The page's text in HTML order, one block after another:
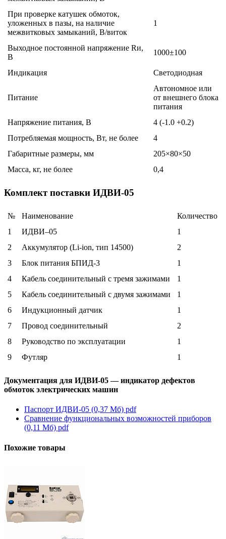
При проверке катушек обмоток,
уложенных в пазы, на наличие
межвитковых замыканий, В/виток
1
Выходное постоянной напряжение Rи,
В
1000±100
Индикация Светодиодная
Питание
Автономное или
от внешнего блока
питания
Напряжение питания, В
4 (-1.0 +0.2)
Потребляемая мощность, Вт, не более
4
Габаритные размеры, мм
205×80×50
Масса, кг, не более
0,4
Комплект поставки ИДВИ-05
№ Наименование
Количество
1
ИДВИ–05
1
2
Аккумулятор (Li-ion, тип 14500)
2
3
Блок питания БПИД-3
1
4
Кабель соединительный с тремя зажимами
1
5
Кабель соединительный с двумя зажимами
1
6
Индукционный датчик
1
7
Провод соединительный
2
8
Руководство по эксплуатации
1
9
Футляр 1
Документация для ИДВИ-05 — индикатор дефектов
обмоток электрических машин
Паспорт ИДВИ-05 (0,37 Мб) pdf
Сравнение функциональных возможностей приборов
(0,11 Мб) pdf
Похожие товары